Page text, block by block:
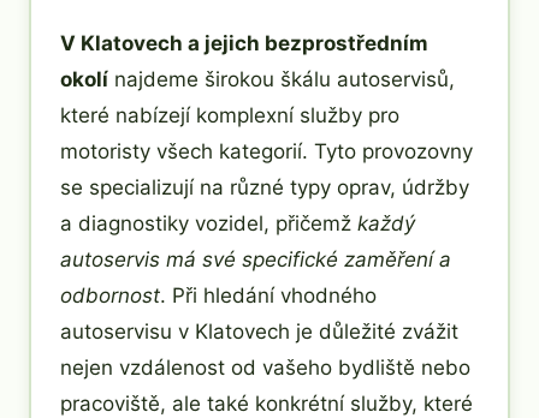
V Klatovech a jejich bezprostředním
okolí najdeme širokou škálu autoservisů,
které nabízejí komplexní služby pro
motoristy všech kategorií. Tyto provozovny
se specializují na různé typy oprav, údržby
a diagnostiky vozidel, přičemž každý
autoservis má své specifické zaměření a
odbornost. Při hledání vhodného
autoservisu v Klatovech je důležité zvážit
nejen vzdálenost od vašeho bydliště nebo
pracoviště, ale také konkrétní služby, které